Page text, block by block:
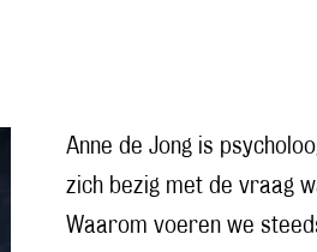
Anne de Jong is
zich bezig met de vraag
Waarom voeren we